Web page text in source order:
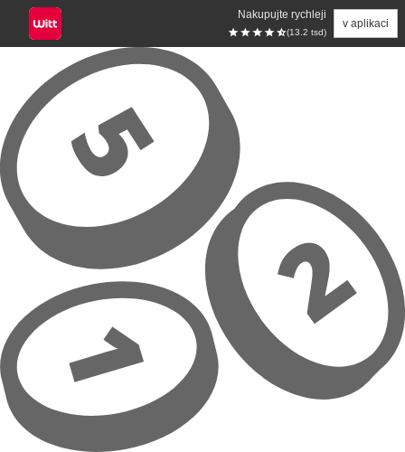
Nakupujte rychleji
(13.2 tsd)
v aplikaci
Přeskočit na hlavní obsah